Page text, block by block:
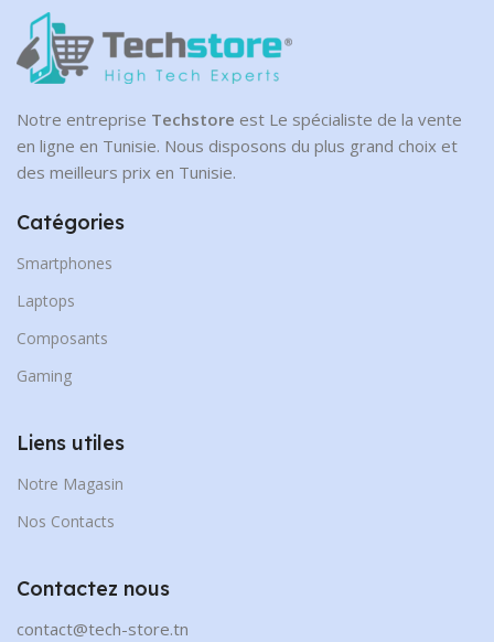
Notre entreprise Techstore est Le spécialiste de la vente
en ligne en Tunisie. Nous disposons du plus grand choix et
des meilleurs prix en Tunisie.
Catégories
Smartphones
Laptops
Composants
Gaming
Liens utiles
Notre Magasin
Nos Contacts
Contactez nous
contact@tech-store.tn